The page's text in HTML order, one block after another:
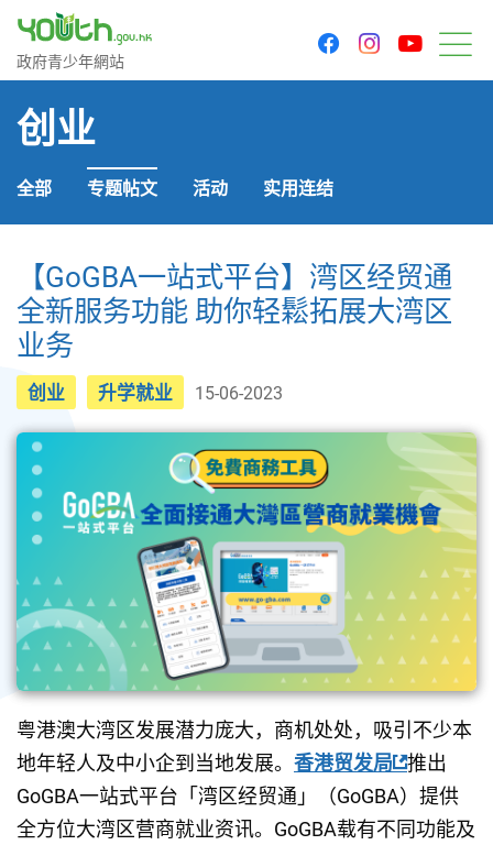
政府青少年网站
政府青少年網站
facebookinstagram
创业
全部 专题帖文 活动 实用连结
【GoGBA一站式平台】湾区经贸通
全新服务功能 助你轻鬆拓展大湾区
业务
创业 升学就业 15-06-2023
粤港澳大湾区发展潜力庞大，商机处处，吸引不少本
地年轻人及中小企到当地发展。 香港贸发局 推出
GoGBA一站式平台「湾区经贸通」（GoGBA）提供
全方位大湾区营商就业资讯。GoGBA载有不同功能及